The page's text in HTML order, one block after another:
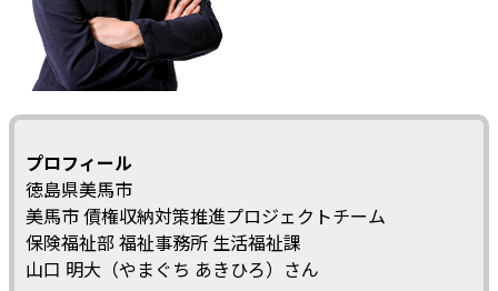
プロフィール
徳島県美馬市
美馬市 債権収納対策推進プロジェクトチーム
保険福祉部 福祉事務所 生活福祉課
山口 明大（やまぐち あきひろ）さん